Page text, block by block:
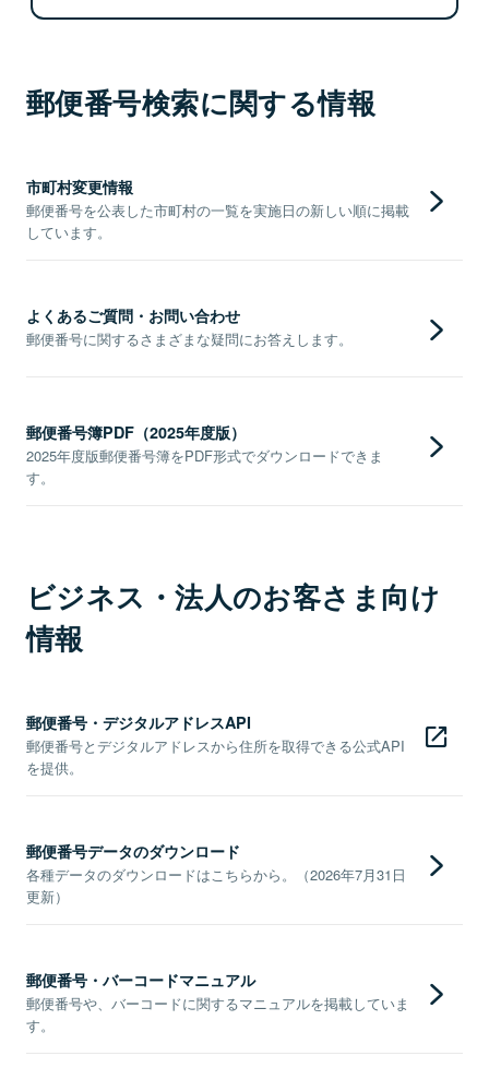
郵便番号検索に関する情報
市町村変更情報
郵便番号を公表した市町村の一覧を実施日の新しい順に掲載
しています。
よくあるご質問・お問い合わせ
郵便番号に関するさまざまな疑問にお答えします。
郵便番号簿PDF（2025年度版）
2025年度版郵便番号簿をPDF形式でダウンロードできま
す。
ビジネス・法人のお客さま向け
情報
郵便番号・デジタルアドレスAPI
郵便番号とデジタルアドレスから住所を取得できる公式API
を提供。
郵便番号データのダウンロード
各種データのダウンロードはこちらから。（2026年7月31日
更新）
郵便番号・バーコードマニュアル
郵便番号や、バーコードに関するマニュアルを掲載していま
す。